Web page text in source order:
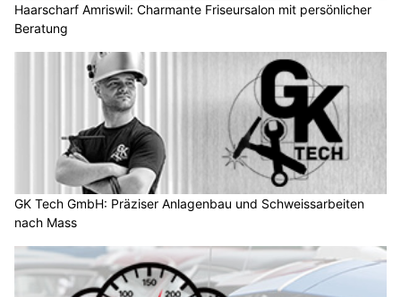
Haarscharf Amriswil: Charmante Friseursalon mit persönlicher
Beratung
GK Tech GmbH: Präziser Anlagenbau und Schweissarbeiten
nach Mass